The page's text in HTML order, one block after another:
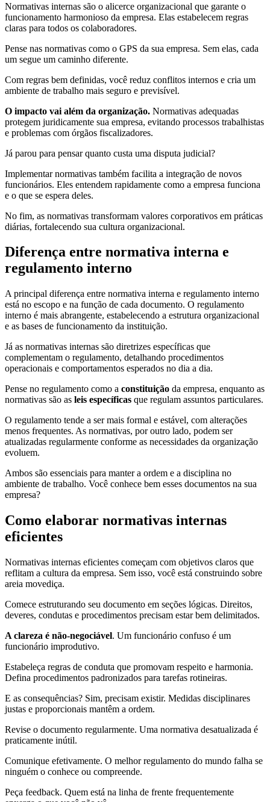
Normativas internas são o alicerce organizacional que garante o
funcionamento harmonioso da empresa. Elas estabelecem regras
claras para todos os colaboradores.
Pense nas normativas como o GPS da sua empresa. Sem elas, cada
um segue um caminho diferente.
Com regras bem definidas, você reduz conflitos internos e cria um
ambiente de trabalho mais seguro e previsível.
O impacto vai além da organização. Normativas adequadas
protegem juridicamente sua empresa, evitando processos trabalhistas
e problemas com órgãos fiscalizadores.
Já parou para pensar quanto custa uma disputa judicial?
Implementar normativas também facilita a integração de novos
funcionários. Eles entendem rapidamente como a empresa funciona
e o que se espera deles.
No fim, as normativas transformam valores corporativos em práticas
diárias, fortalecendo sua cultura organizacional.
Diferença entre normativa interna e
regulamento interno
A principal diferença entre normativa interna e regulamento interno
está no escopo e na função de cada documento. O regulamento
interno é mais abrangente, estabelecendo a estrutura organizacional
e as bases de funcionamento da instituição.
Já as normativas internas são diretrizes específicas que
complementam o regulamento, detalhando procedimentos
operacionais e comportamentos esperados no dia a dia.
Pense no regulamento como a constituição da empresa, enquanto as
normativas são as leis específicas que regulam assuntos particulares.
O regulamento tende a ser mais formal e estável, com alterações
menos frequentes. As normativas, por outro lado, podem ser
atualizadas regularmente conforme as necessidades da organização
evoluem.
Ambos são essenciais para manter a ordem e a disciplina no
ambiente de trabalho. Você conhece bem esses documentos na sua
empresa?
Como elaborar normativas internas
eficientes
Normativas internas eficientes começam com objetivos claros que
reflitam a cultura da empresa. Sem isso, você está construindo sobre
areia movediça.
Comece estruturando seu documento em seções lógicas. Direitos,
deveres, condutas e procedimentos precisam estar bem delimitados.
A clareza é não-negociável. Um funcionário confuso é um
funcionário improdutivo.
Estabeleça regras de conduta que promovam respeito e harmonia.
Defina procedimentos padronizados para tarefas rotineiras.
E as consequências? Sim, precisam existir. Medidas disciplinares
justas e proporcionais mantêm a ordem.
Revise o documento regularmente. Uma normativa desatualizada é
praticamente inútil.
Comunique efetivamente. O melhor regulamento do mundo falha se
ninguém o conhece ou compreende.
Peça feedback. Quem está na linha de frente frequentemente